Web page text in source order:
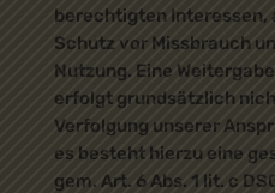
berechtigten Interessen,
Schutz vor Missbrauch
Nutzung. Eine
erfolgt grundsätzlich
Verfolgung unserer
es besteht hierzu eine
gem. Art. 6 Abs. 1 lit. c